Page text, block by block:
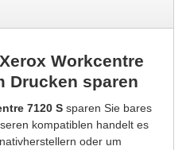
Workcentre
Drucken sparen
7120 S sparen Sie bares
kompatiblen handelt es
oder um